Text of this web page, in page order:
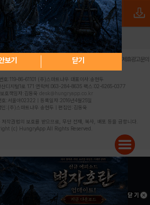
보기 닫기
로그인 PC버전 전체앱
리방침 불법촬영물 신고센터 제휴광고문의
호:119-86-61101 (주)스마트나우 대표이사:송현두
산디지털1로 171 연락처:063-284-8635 팩스:02-6265-0377
호책임자:김동욱 desk@hungryapp.co.kr
호:서울아02322 | 등록일자:2016년4월25일
인:(주)스마트나우 송현두 | 편집인:김동욱
작권법의 보호를 받으므로, 무단 전재, 복사, 배포 등을 금합니다.
(c) HungryApp All Rights Reserved.